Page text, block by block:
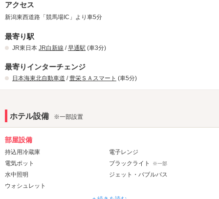
アクセス
新潟東西道路「競馬場IC」より車5分
最寄り駅
JR東日本 JR白新線 /早通駅 (車3分)
最寄りインターチェンジ
日本海東北自動車道 / 豊栄ＳＡスマート (車5分)
ホテル設備 ※一部設置
部屋設備
持込用冷蔵庫
電子レンジ
電気ポット
ブラックライト ※一部
水中照明
ジェット・バブルバス
ウォシュレット